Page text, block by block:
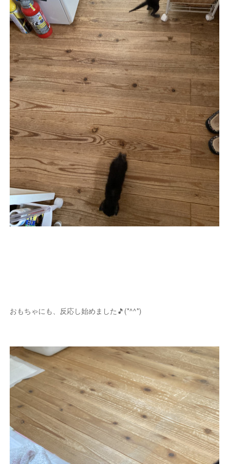
おもちゃにも、反応し始めました🎵(*^^*)